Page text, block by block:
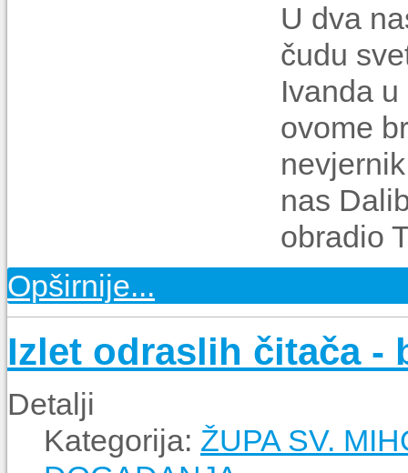
U dva
čudu
Ivanda u
ovome
nas
obradio
Opširnije...
Izlet odraslih čitača -
Detalji
Kategorija: ŽUPA SV.